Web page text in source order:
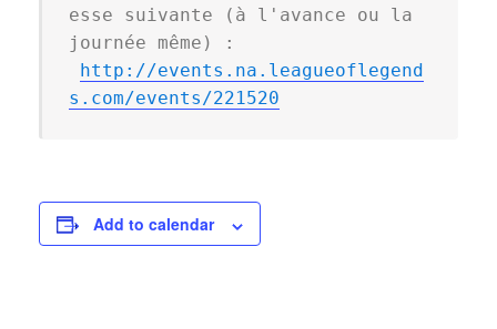
esse suivante (à l'avance ou la
journée même) :
http://events.na. leagueoflegend
s.com/events/221520
Add to calendar